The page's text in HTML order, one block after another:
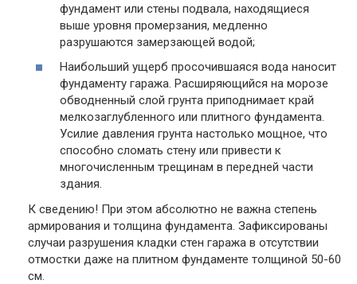
фундамент или стены подвала, находящиеся
выше уровня промерзания, медленно
разрушаются замерзающей водой;
Наибольший ущерб просочившаяся вода наносит
фундаменту гаража. Расширяющийся на морозе
обводненный слой грунта приподнимает край
мелкозаглубленного или плитного фундамента.
Усилие давления грунта настолько мощное, что
способно сломать стену или привести к
многочисленным трещинам в передней части
здания.
К сведению! При этом абсолютно не важна степень
армирования и толщина фундамента. Зафиксированы
случаи разрушения кладки стен гаража в отсутствии
отмостки даже на плитном фундаменте толщиной 50-60
см.